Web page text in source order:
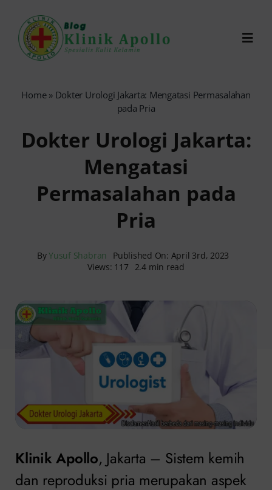
content
Search
Home» Dokter Urologi Jakarta: Mengatasi Permasalahan
pada Pria
Dokter Urologi Jakarta:
Mengatasi
Permasalahan pada
Pria
ByYusuf Shabran
Published On: April 3rd, 2023
Views: 117
2.4 min read
Klinik Apollo, Jakarta – Sistem kemih
dan reproduksi pria merupakan aspek